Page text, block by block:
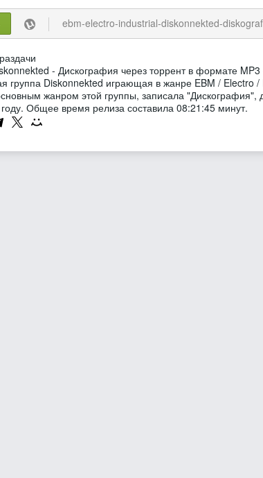
ebm-electro-industrial-diskonnekted-diskografija-7-relizov-
- Дискография через торрент в формате
группа Diskonnekted играющая в жанре EBM / Electro
жанром этой группы, записала "Дискография",
Общее время релиза составила 08:21:45 минут.